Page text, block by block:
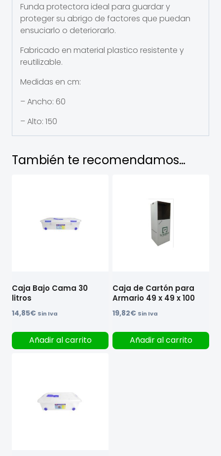
Funda protectora ideal para guardar y
proteger su abrigo de factores que puedan
ensuciarlo o deteriorarlo.
Fabricado en material plastico resistente y
reutilizable.
Medidas en cm:
– Ancho: 60
– Alto: 150
También te recomendamos…
Caja Bajo Cama 30
litros
14,85€ Sin Iva
Añadir al carrito
Caja de Cartón para
Armario 49 x 49 x 100
19,82€ Sin Iva
Añadir al carrito